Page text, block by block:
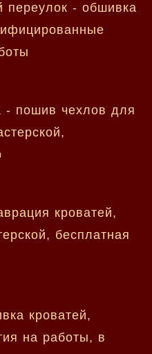
переулок - обшивка
пошив чехлов для
кроватей,
бесплатная
кроватей,
на работы, в